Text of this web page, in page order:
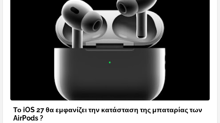
Το iOS 27 θα εμφανίζει την κατάσταση της μπαταρίας των
AirPods ?